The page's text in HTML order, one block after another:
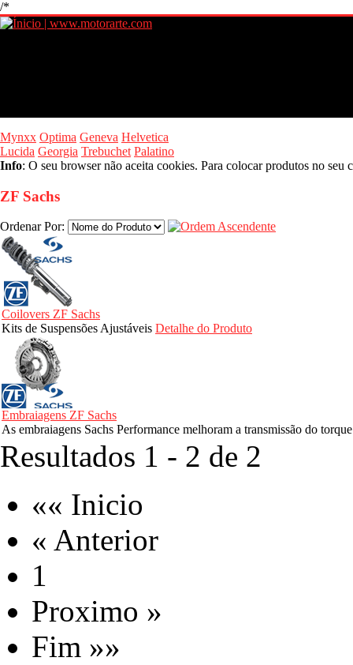
/*
Mynxx Optima Geneva Helvetica
Lucida Georgia Trebuchet Palatino
Info: O seu browser não aceita cookies. Para colocar produtos no
ZF Sachs
Ordenar Por:
Coilovers ZF Sachs
Kits de Suspensões Ajustáveis Detalhe do Produto
Embraiagens ZF Sachs
As embraiagens Sachs Performance melhoram a transmissão do
Resultados 1 - 2 de 2
«« Inicio
« Anterior
1
Proximo »
Fim »»